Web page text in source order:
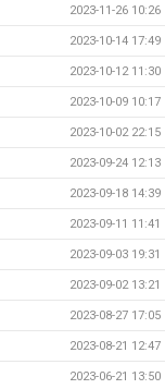
2023-11-26 10:26
2023-10-14 17:49
2023-10-12 11:30
2023-10-09 10:17
2023-10-02 22:15
2023-09-24 12:13
2023-09-18 14:39
2023-09-11 11:41
2023-09-03 19:31
2023-09-02 13:21
2023-08-27 17:05
2023-08-21 12:47
2023-06-21 13:50